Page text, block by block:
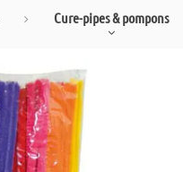
Cure-pipes & pompons